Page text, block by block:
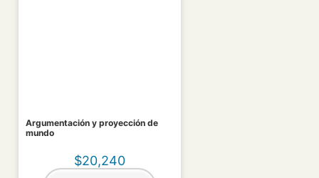
Argumentación y proyección de
mundo
$20,240